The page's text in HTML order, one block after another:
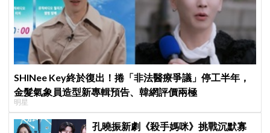
SHINee Key終於復出！捲「非法醫療爭議」停工半年，
金髮氣象員造型新專輯預告、韓網評價兩極
明星
孔曉振新劇《殺手媽咪》挑戰沉默寡